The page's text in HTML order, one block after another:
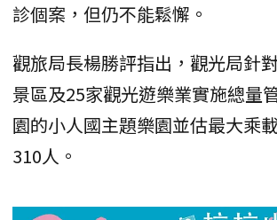
診個案，但仍不能鬆懈。
觀旅局長楊勝評指出，觀光局針
景區及25家觀光遊樂業實施總量
園的小人國主題樂園並估最大乘
310人。